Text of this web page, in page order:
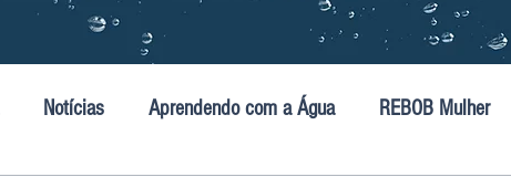
Notícias Aprendendo com a Água REBOB Mulher